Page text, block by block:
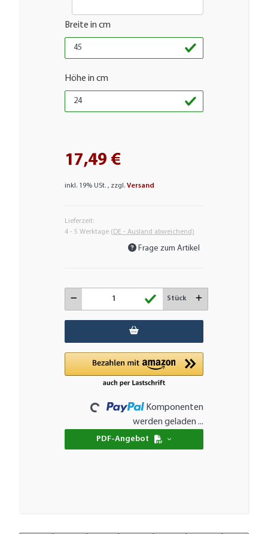
Breite in cm
Höhe in cm
17,49 €
inkl. 19% USt. , zzgl. Versand
Lieferzeit:
4 - 5 Werktage (DE - Ausland abweichend)
Frage zum Artikel
Stück
Loading...
Komponenten
werden geladen ...
PDF-Angebot